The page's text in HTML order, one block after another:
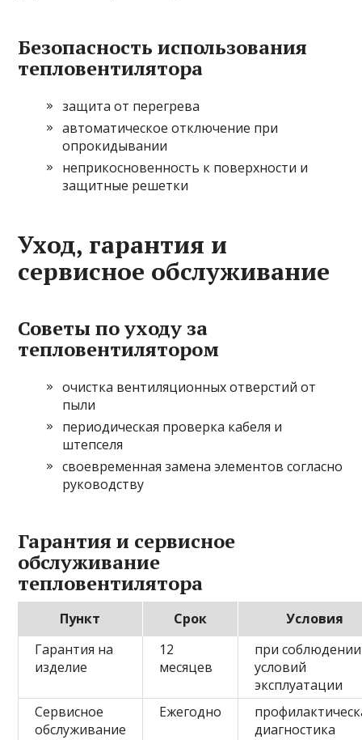
Безопасность использования
тепловентилятора
защита от перегрева
автоматическое отключение при
опрокидывании
неприкосновенность к поверхности и
защитные решетки
Уход, гарантия и
сервисное обслуживание
Советы по уходу за
тепловентилятором
очистка вентиляционных отверстий от
пыли
периодическая проверка кабеля и
штепселя
своевременная замена элементов согласно
руководству
Гарантия и сервисное
обслуживание
тепловентилятора
Пункт Срок
Условия
Гарантия на
изделие
12
месяцев
при соблюдении
условий
эксплуатации
Сервисное
обслуживание
Ежегодно
диагностика